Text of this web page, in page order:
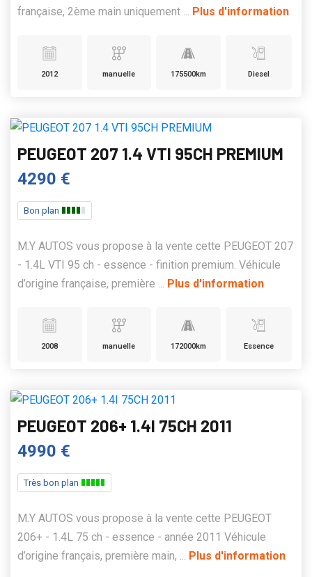
française, 2ème main uniquement ... Plus d'information
2012 manuelle 175500km Diesel
PEUGEOT 207 1.4 VTI 95CH PREMIUM
4290 €
Bon plan
M.Y AUTOS vous propose à la vente cette PEUGEOT 207
- 1.4L VTI 95 ch - essence - finition premium. Véhicule
d’origine française, première ... Plus d'information
2008 manuelle 172000km Essence
PEUGEOT 206+ 1.4I 75CH 2011
4990 €
Très bon plan
M.Y AUTOS vous propose à la vente cette PEUGEOT
206+ - 1.4L 75 ch - essence - année 2011 Véhicule
d’origine français, première main, ... Plus d'information